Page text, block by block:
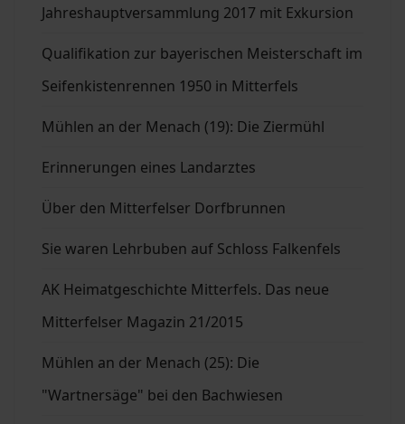
Jahreshauptversammlung 2017 mit Exkursion
Qualifikation zur bayerischen Meisterschaft im
Seifenkistenrennen 1950 in Mitterfels
Mühlen an der Menach (19): Die Ziermühl
Erinnerungen eines Landarztes
Über den Mitterfelser Dorfbrunnen
Sie waren Lehrbuben auf Schloss Falkenfels
AK Heimatgeschichte Mitterfels. Das neue
Mitterfelser Magazin 21/2015
Mühlen an der Menach (25): Die
"Wartnersäge" bei den Bachwiesen